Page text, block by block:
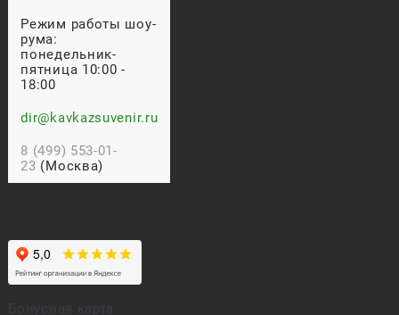
Режим работы шоу-
рума:
понедельник-
пятница 10:00 -
18:00
dir@kavkazsuvenir.ru
8 (499) 553-01-
23 (Москва)
Бонусная карта